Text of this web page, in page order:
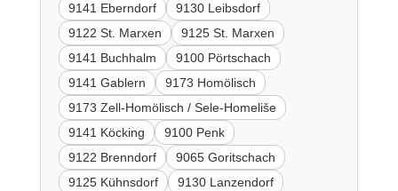
9141 Eberndorf
9130 Leibsdorf
9122 St. Marxen
9125 St. Marxen
9141 Buchhalm
9100 Pörtschach
9141 Gablern
9173 Homölisch
9173 Zell-Homölisch / Sele-Homeliše
9141 Köcking
9100 Penk
9122 Brenndorf
9065 Goritschach
9125 Kühnsdorf
9130 Lanzendorf